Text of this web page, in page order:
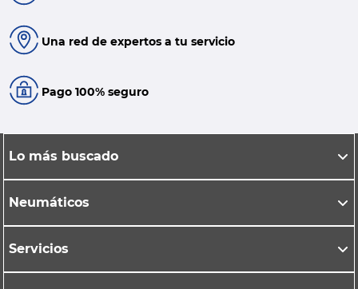
Una red de expertos a tu servicio
Pago 100% seguro
Lo más buscado
Neumáticos
Servicios